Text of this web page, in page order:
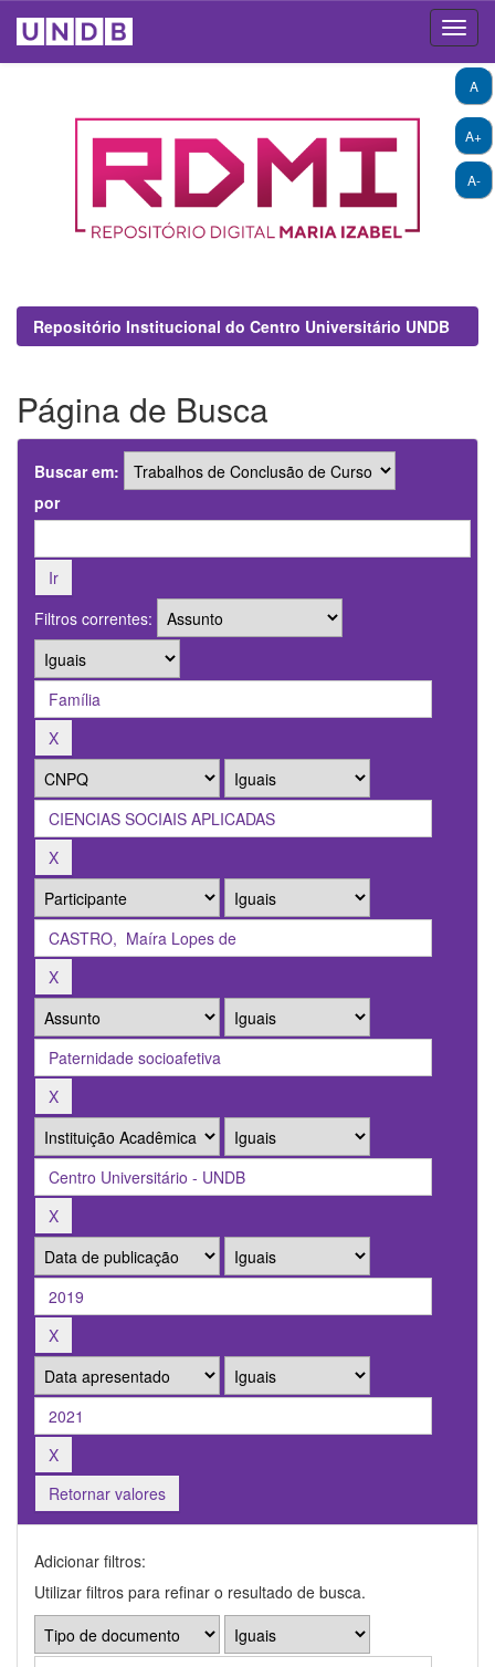
A+
A-
A
Repositório Institucional do Centro Universitário UNDB
Página de Busca
Buscar em:
por
Filtros correntes:
Retornar valores
Adicionar filtros:
Utilizar filtros para refinar o resultado de busca.